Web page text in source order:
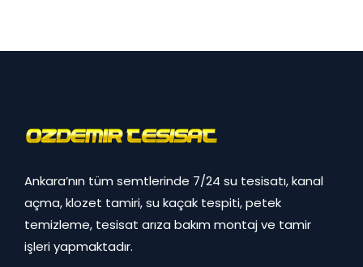
Ankara’nın tüm semtlerinde 7/24 su tesisatı, kanal
açma, klozet tamiri, su kaçak tespiti, petek
temizleme, tesisat arıza bakım montaj ve tamir
işleri yapmaktadır.